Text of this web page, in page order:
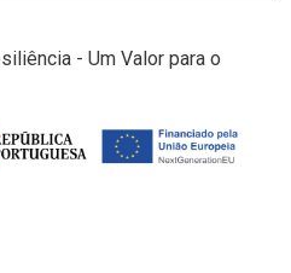
- Um Valor para o